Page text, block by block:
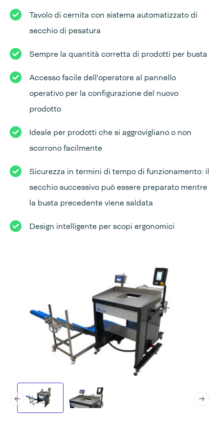
Tavolo di cernita con sistema automatizzato di
secchio di pesatura
Sempre la quantità corretta di prodotti per busta
Accesso facile dell'operatore al pannello
operativo per la configurazione del nuovo
prodotto
Ideale per prodotti che si aggrovigliano o non
scorrono facilmente
Sicurezza in termini di tempo di funzionamento: il
secchio successivo può essere preparato mentre
la busta precedente viene saldata
Design intelligente per scopi ergonomici